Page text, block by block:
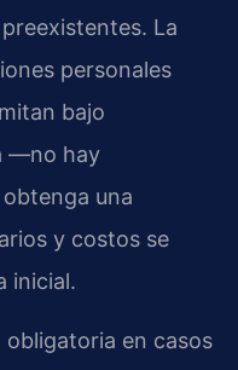
La
personales
bajo
—no hay
una
y costos se
inicial.
en casos